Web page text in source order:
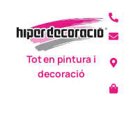
Tot en pintura i
decoració